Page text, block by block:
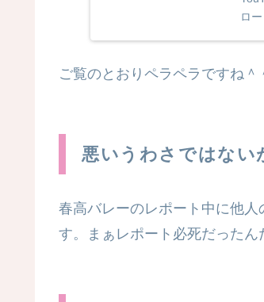
ロ
ご覧のとおりペラペラですね＾
悪いうわさではない
春高バレーのレポート中に他
す。まぁレポート必死だったん